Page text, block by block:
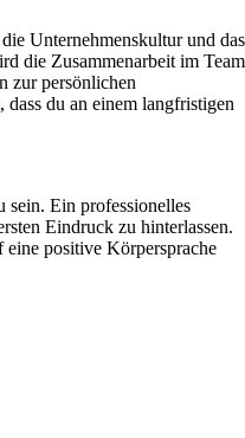
Unternehmenskultur und das
die Zusammenarbeit im Team
zur persönlichen
du an einem langfristigen
sein. Ein professionelles
Eindruck zu hinterlassen.
eine positive Körpersprache